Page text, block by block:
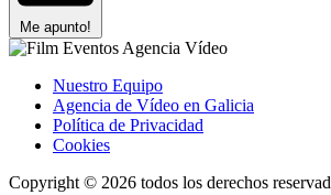
Me apunto!
Nuestro Equipo
Agencia de Vídeo en Galicia
Política de Privacidad
Cookies
Copyright © 2026 todos los derechos